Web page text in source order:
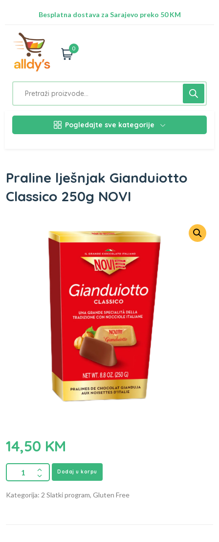
Besplatna dostava za Sarajevo preko 50 KM
0
Pogledajte sve kategorije
Praline lješnjak Gianduiotto
Classico 250g NOVI
14,50 KM
Dodaj u korpu
Kategorija: 2 Slatki program, Gluten Free